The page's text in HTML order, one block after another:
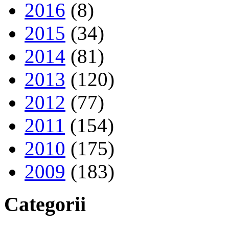
2016 (8)
2015 (34)
2014 (81)
2013 (120)
2012 (77)
2011 (154)
2010 (175)
2009 (183)
Categorii